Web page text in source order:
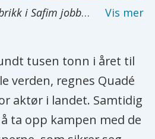
nøttene for hånd, noen sendes ut i verden, andre går til dyrefôr.
tusen tonn i året til
verden, regnes Quadé
aktør i landet. Samtidig
ta opp kampen med de